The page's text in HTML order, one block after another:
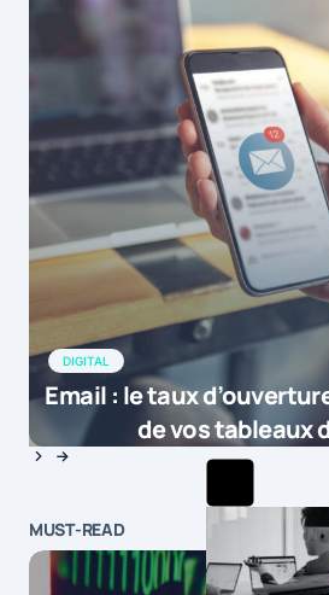
DIGITAL
Email : le taux
de vos tableaux
MUST-READ